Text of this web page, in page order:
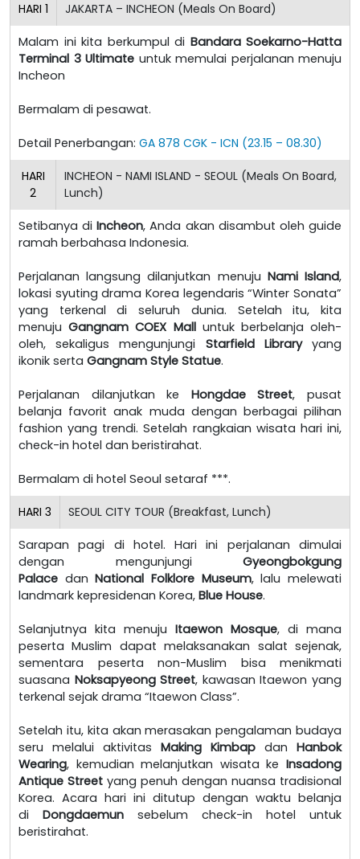
HARI 1 JAKARTA – INCHEON (Meals On Board)
Malam ini kita berkumpul di Bandara Soekarno-Hatta
Terminal 3 Ultimate untuk memulai perjalanan menuju
Incheon
Bermalam di pesawat.
Detail Penerbangan: GA 878 CGK - ICN (23.15 – 08.30)
HARI
2
INCHEON - NAMI ISLAND - SEOUL (Meals On Board,
Lunch)
Setibanya diIncheon, Anda akan disambut oleh guide
ramah berbahasa Indonesia.
Perjalanan langsung dilanjutkan menuju Nami Island,
lokasi syuting drama Korea legendaris “Winter Sonata”
yang terkenal di seluruh dunia. Setelah itu, kita
menujuGangnam COEX Malluntuk berbelanja oleh-
oleh, sekaligus mengunjungi Starfield Libraryyang
ikonik serta Gangnam Style Statue.
Perjalanan dilanjutkan ke Hongdae Street, pusat
belanja favorit anak muda dengan berbagai pilihan
fashion yang trendi. Setelah rangkaian wisata hari ini,
check-in hotel dan beristirahat.
Bermalam di hotel Seoul setaraf ***.
HARI 3 SEOUL CITY TOUR (Breakfast, Lunch)
Sarapan pagi di hotel. Hari ini perjalanan dimulai
dengan mengunjungi Gyeongbokgung
Palace danNational Folklore Museum, lalu melewati
landmark kepresidenan Korea, Blue House.
Selanjutnya kita menuju Itaewon Mosque, di mana
peserta Muslim dapat melaksanakan salat sejenak,
sementara peserta non-Muslim bisa menikmati
suasana Noksapyeong Street, kawasan Itaewon yang
terkenal sejak drama “Itaewon Class”.
Setelah itu, kita akan merasakan pengalaman budaya
seru melalui aktivitas Making Kimbap dan Hanbok
Wearing, kemudian melanjutkan wisata ke Insadong
Antique Street yang penuh dengan nuansa tradisional
Korea. Acara hari ini ditutup dengan waktu belanja
di Dongdaemun sebelum check-in hotel untuk
beristirahat.